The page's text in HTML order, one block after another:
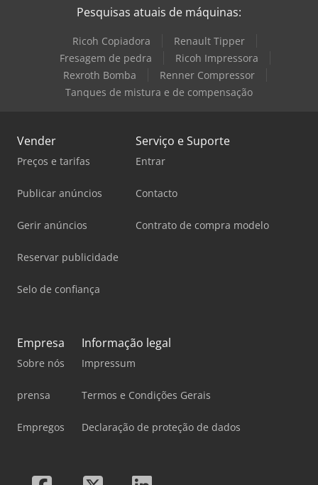
Pesquisas atuais de máquinas:
Ricoh Copiadora
Renault Tipper
Fresagem de pedra
Ricoh Impressora
Rexroth Bomba
Renner Compressor
Tanques de mistura e de compensação
Vender
Preços e tarifas
Publicar anúncios
Gerir anúncios
Reservar publicidade
Selo de confiança
Serviço e Suporte
Entrar
Contacto
Contrato de compra modelo
Empresa
Sobre nós
prensa
Empregos
Informação legal
Impressum
Termos e Condições Gerais
Declaração de proteção de dados